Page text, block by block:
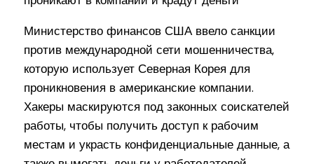
Министерство финансов США ввело санкции
против международной сети мошенничества,
которую использует Северная Корея для
проникновения в американские компании.
Хакеры маскируются под законных соискателей
работы, чтобы получить доступ к рабочим
местам и украсть конфиденциальные данные, а